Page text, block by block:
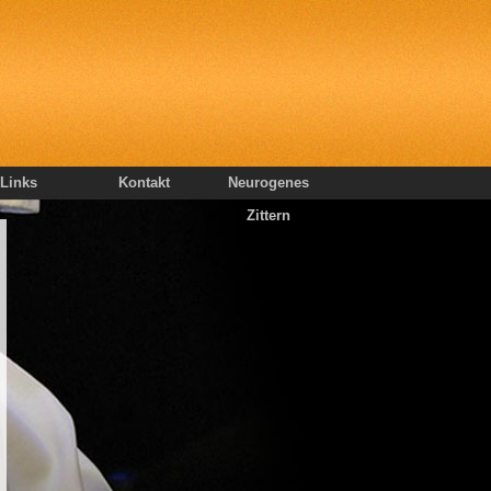
Links Kontakt
Neurogenes
Zittern